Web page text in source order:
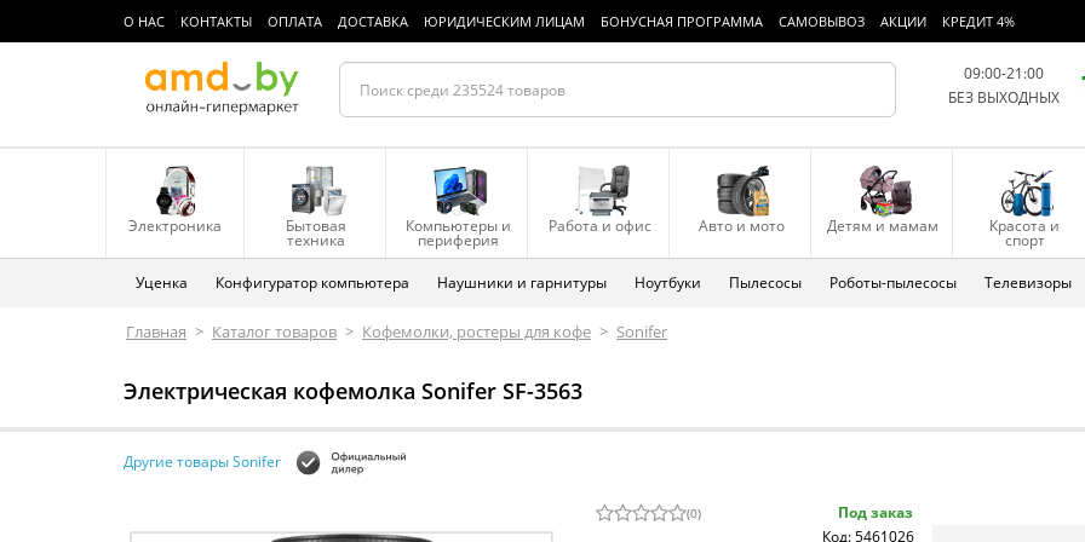
О НАС КОНТАКТЫ ОПЛАТА ДОСТАВКА ЮРИДИЧЕСКИМ ЛИЦАМ БОНУСНАЯ ПРОГРАММА САМОВЫВОЗ АКЦИИ КРЕДИТ 4%
09:00-21:00
БЕЗ ВЫХОДНЫХ
Электроника Бытовая
техника
Компьютеры и
периферия
Работа и офис Авто и мото Детям и мамам Красота и
спорт
Уценка Конфигуратор компьютера Наушники и гарнитуры Ноутбуки Пылесосы Роботы-пылесосы Телевизоры
Главная > Каталог товаров > Кофемолки, ростеры для кофе > Sonifer
Электрическая кофемолка Sonifer SF-3563
Другие товары Sonifer
(0)
Под заказ
Код: 5461026